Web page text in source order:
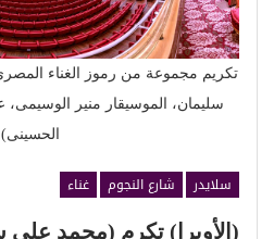
تكريم مجموعة من رموز الغناء
سليمان، الموسيقار منير
الحسينى)
سلايدر شارع النجوم
غناء
(الأوبرا) تكرم (محمد على